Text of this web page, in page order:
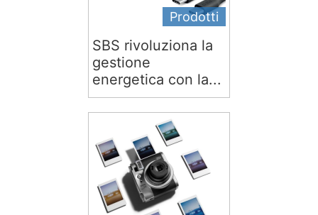
Prodotti
SBS rivoluziona la
gestione
energetica con la...